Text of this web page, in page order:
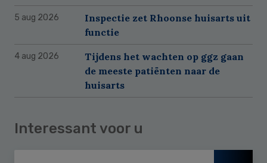
5 aug 2026
Inspectie zet Rhoonse huisarts uit
functie
4 aug 2026
Tijdens het wachten op ggz gaan
de meeste patiënten naar de
huisarts
Interessant voor u